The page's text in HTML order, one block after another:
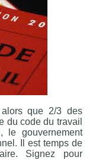
alors que 2/3 des
du code du travail
gouvernement
Il est temps de
Signez pour